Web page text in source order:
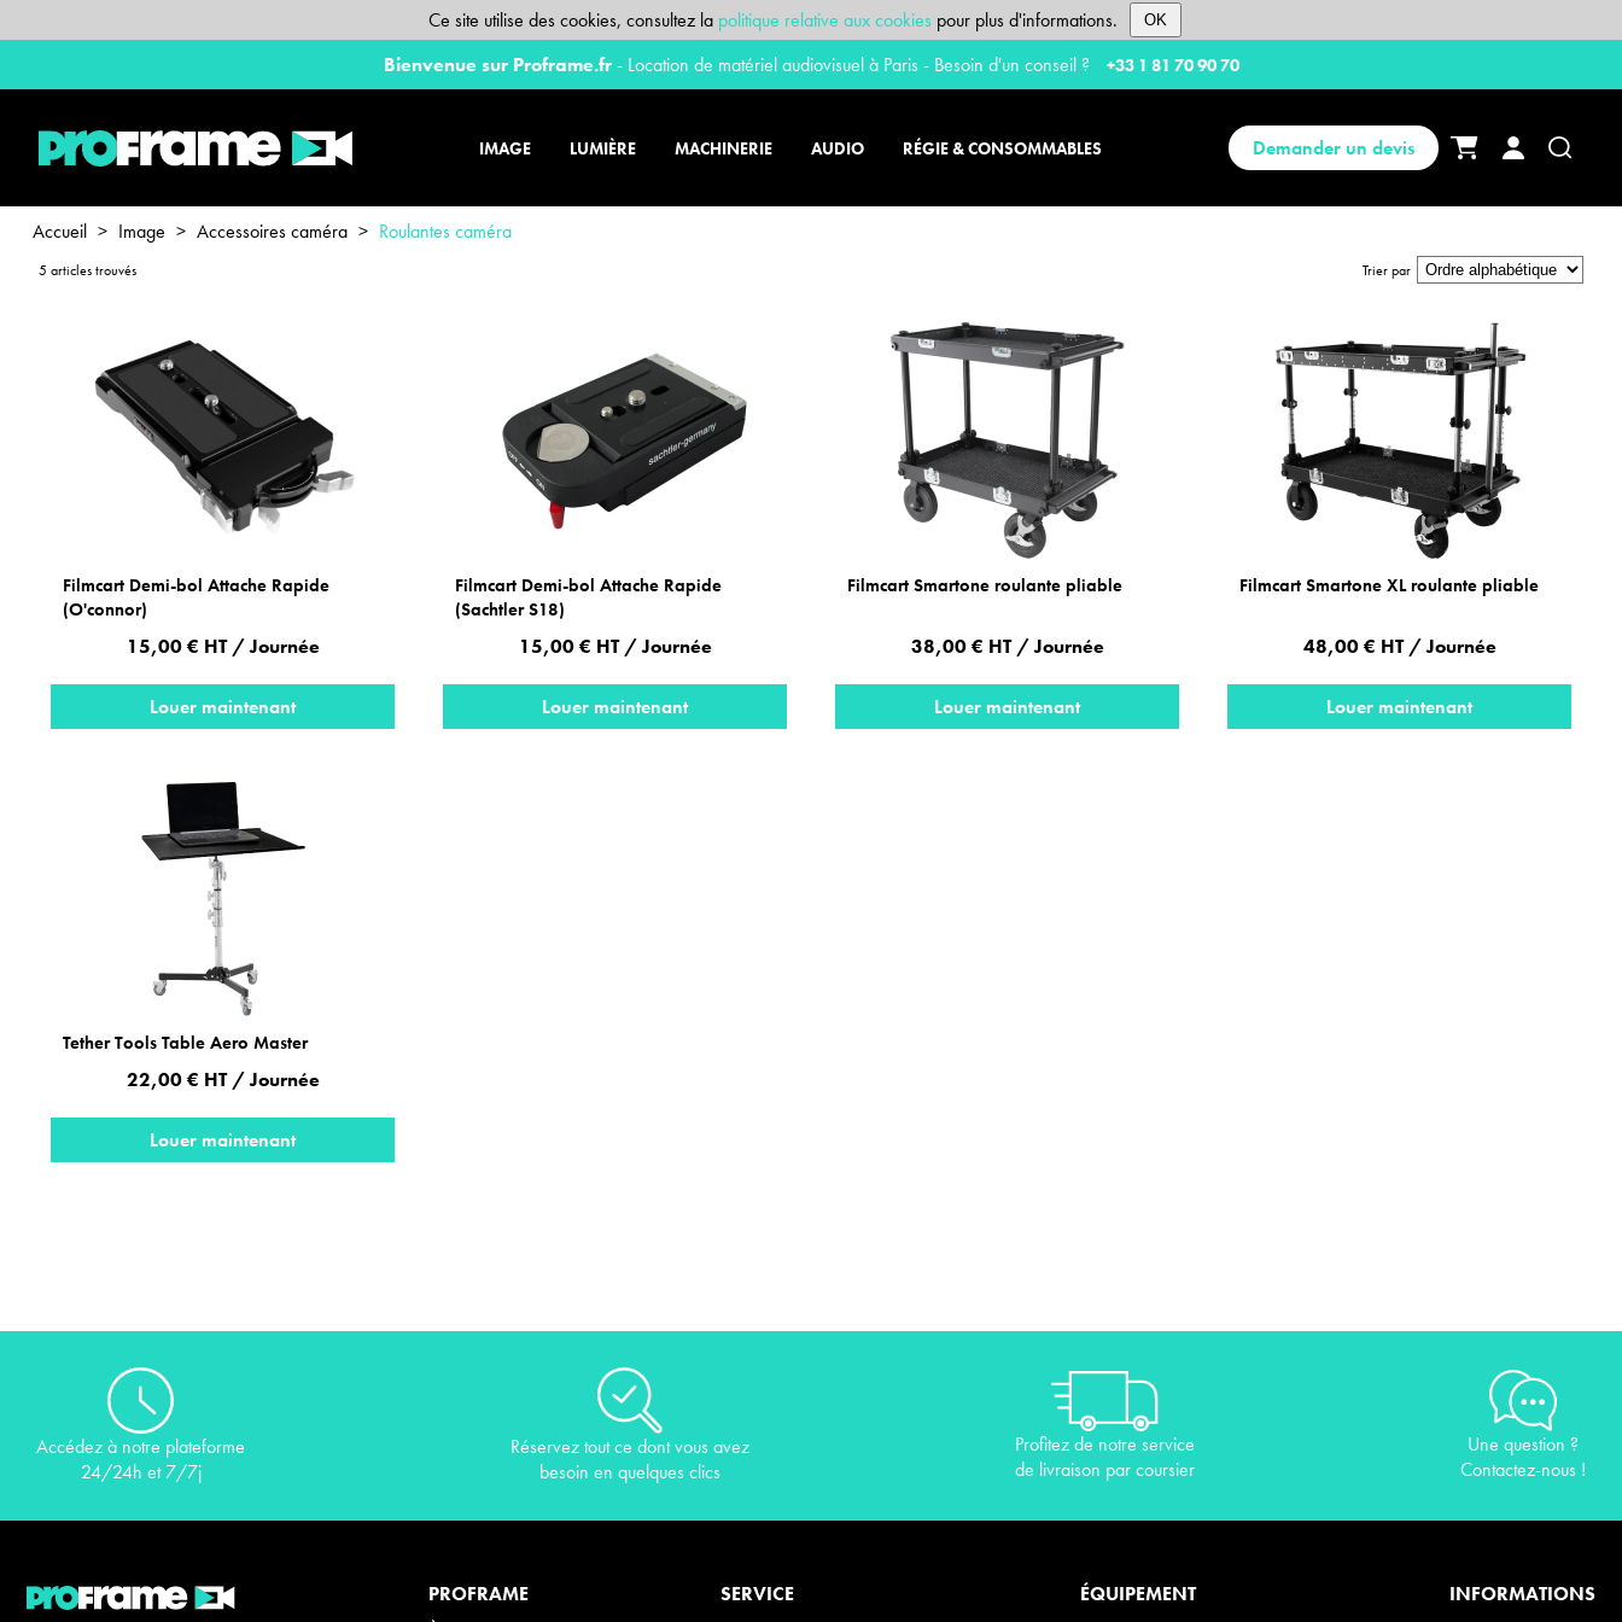
Ce site utilise des cookies, consultez la politique relative aux cookies pour plus d'informations. OK
Bienvenue sur Proframe.fr- Location de matériel audiovisuel à Paris - Besoin d'un conseil ? +33 1 81 70 90 70
IMAGE LUMIÈRE MACHINERIE AUDIO RÉGIE & CONSOMMABLES Demander un devis
Accueil > Image > Accessoires caméra > Roulantes caméra
5 articles trouvés Trier par
Filmcart Demi-bol Attache Rapide
(O'connor)
15,00 € HT / Journée
Louer maintenant
Filmcart Demi-bol Attache Rapide
(Sachtler S18)
15,00 € HT / Journée
Louer maintenant
Filmcart Smartone roulante pliable
38,00 € HT / Journée
Louer maintenant
Filmcart Smartone XL roulante pliable
48,00 € HT / Journée
Louer maintenant
Tether Tools Table Aero Master
22,00 € HT / Journée
Louer maintenant
Accédez à notre plateforme
24/24h et 7/7j
Réservez tout ce dont vous avez
besoin en quelques clics
Profitez de notre service
de livraison par coursier
Une question ?
Contactez-nous !
PROFRAME
SERVICE
ÉQUIPEMENT
INFORMATIONS